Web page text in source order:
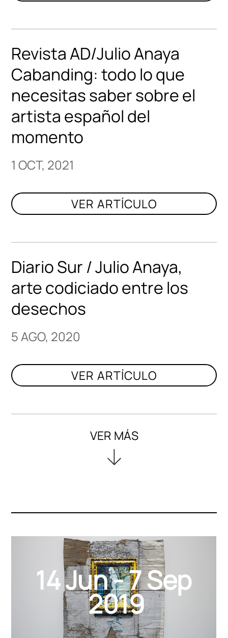
Revista AD/Julio Anaya
Cabanding: todo lo que
necesitas saber sobre el
artista español del
momento
1 OCT, 2021
Diario Sur / Julio Anaya,
arte codiciado entre los
desechos
5 AGO, 2020
2019
14 Jun - 7 Sep